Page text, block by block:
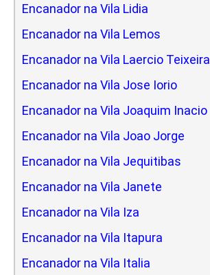
Encanador na Vila Lidia
Encanador na Vila Lemos
Encanador na Vila Laercio Teixeira
Encanador na Vila Jose Iorio
Encanador na Vila Joaquim Inacio
Encanador na Vila Joao Jorge
Encanador na Vila Jequitibas
Encanador na Vila Janete
Encanador na Vila Iza
Encanador na Vila Itapura
Encanador na Vila Italia